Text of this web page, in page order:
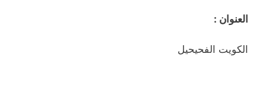
العنوان :
الكويت الفحيحيل